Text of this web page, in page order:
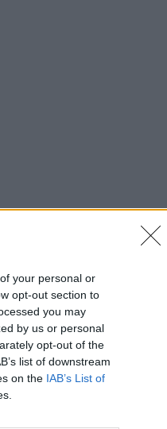
your personal or
opt-out section to
you may
by us or personal
opt-out of the
list of downstream
on the IAB’s List of
Gallerie Fotografiche